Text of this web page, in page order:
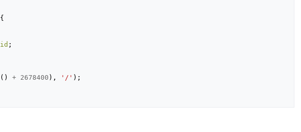
{
id ;
() + 2678400 ), '/' );